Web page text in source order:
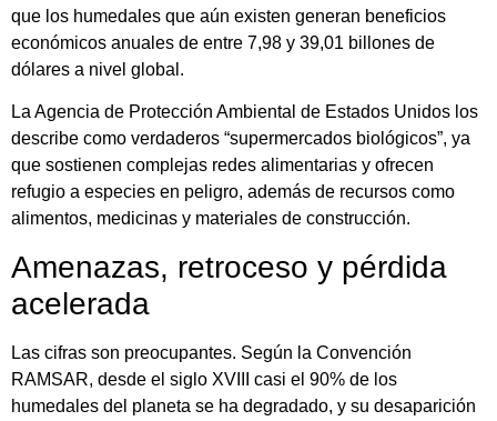
que los humedales que aún existen generan beneficios
económicos anuales de entre 7,98 y 39,01 billones de
dólares a nivel global.
La Agencia de Protección Ambiental de Estados Unidos los
describe como verdaderos “supermercados biológicos”, ya
que sostienen complejas redes alimentarias y ofrecen
refugio a especies en peligro, además de recursos como
alimentos, medicinas y materiales de construcción.
Amenazas, retroceso y pérdida
acelerada
Las cifras son preocupantes. Según la Convención
RAMSAR, desde el siglo XVIII casi el 90% de los
humedales del planeta se ha degradado, y su desaparición